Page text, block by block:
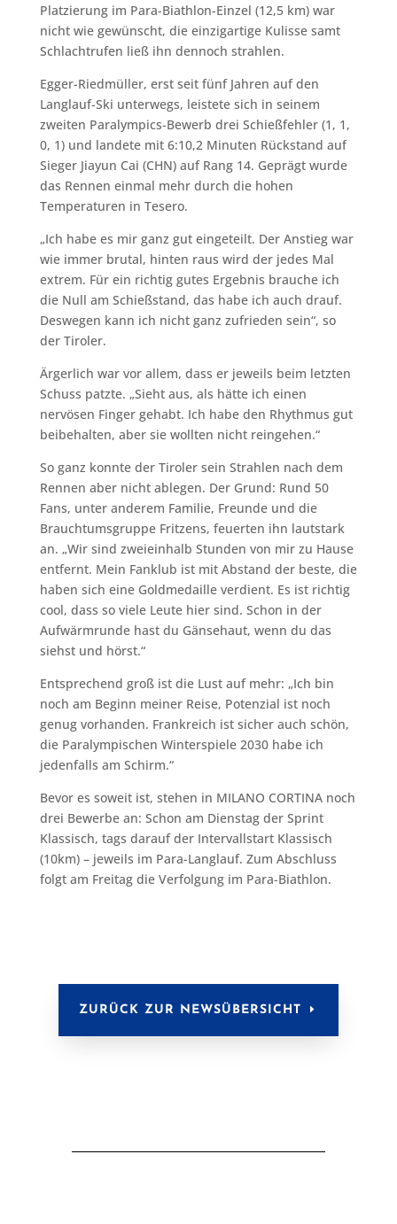
Platzierung im Para-Biathlon-Einzel (12,5 km) war
nicht wie gewünscht, die einzigartige Kulisse samt
Schlachtrufen ließ ihn dennoch strahlen.
Egger-Riedmüller, erst seit fünf Jahren auf den
Langlauf-Ski unterwegs, leistete sich in seinem
zweiten Paralympics-Bewerb drei Schießfehler (1, 1,
0, 1) und landete mit 6:10,2 Minuten Rückstand auf
Sieger Jiayun Cai (CHN) auf Rang 14. Geprägt wurde
das Rennen einmal mehr durch die hohen
Temperaturen in Tesero.
„Ich habe es mir ganz gut eingeteilt. Der Anstieg war
wie immer brutal, hinten raus wird der jedes Mal
extrem. Für ein richtig gutes Ergebnis brauche ich
die Null am Schießstand, das habe ich auch drauf.
Deswegen kann ich nicht ganz zufrieden sein“, so
der Tiroler.
Ärgerlich war vor allem, dass er jeweils beim letzten
Schuss patzte. „Sieht aus, als hätte ich einen
nervösen Finger gehabt. Ich habe den Rhythmus gut
beibehalten, aber sie wollten nicht reingehen.“
So ganz konnte der Tiroler sein Strahlen nach dem
Rennen aber nicht ablegen. Der Grund: Rund 50
Fans, unter anderem Familie, Freunde und die
Brauchtumsgruppe Fritzens, feuerten ihn lautstark
an. „Wir sind zweieinhalb Stunden von mir zu Hause
entfernt. Mein Fanklub ist mit Abstand der beste, die
haben sich eine Goldmedaille verdient. Es ist richtig
cool, dass so viele Leute hier sind. Schon in der
Aufwärmrunde hast du Gänsehaut, wenn du das
siehst und hörst.“
Entsprechend groß ist die Lust auf mehr: „Ich bin
noch am Beginn meiner Reise, Potenzial ist noch
genug vorhanden. Frankreich ist sicher auch schön,
die Paralympischen Winterspiele 2030 habe ich
jedenfalls am Schirm.“
Bevor es soweit ist, stehen in MILANO CORTINA noch
drei Bewerbe an: Schon am Dienstag der Sprint
Klassisch, tags darauf der Intervallstart Klassisch
(10km) – jeweils im Para-Langlauf. Zum Abschluss
folgt am Freitag die Verfolgung im Para-Biathlon.
ZURÜCK ZUR NEWSÜBERSICHT